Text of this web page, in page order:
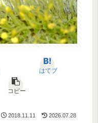
はてブ
コピー
2018.11.11 2026.07.28